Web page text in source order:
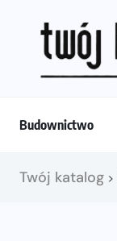
Budownictwo
Twój katalog >